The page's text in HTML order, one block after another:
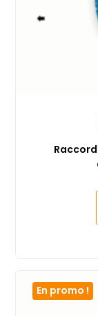
En promo !